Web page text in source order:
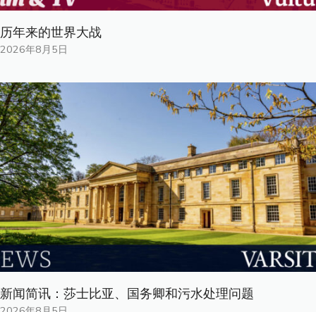
历年来的世界大战
2026年8月5日
新闻简讯：莎士比亚、国务卿和污水处理问题